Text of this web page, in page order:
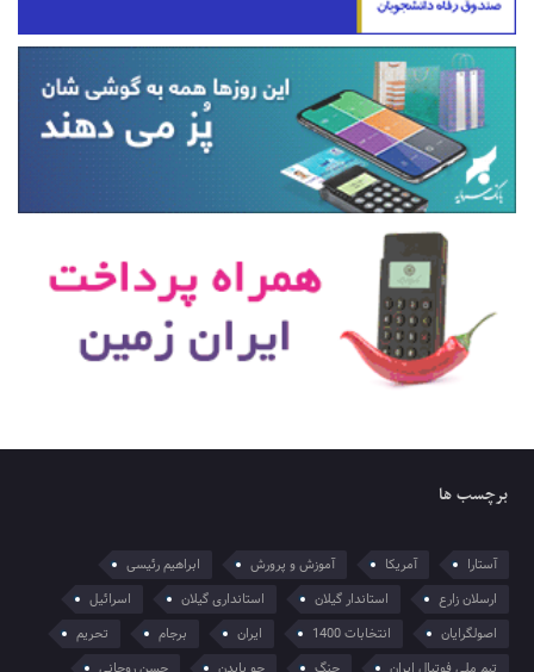
برچسب ها
آستارا آمریکا آموزش و پرورش
ابراهیم رئیسی
ارسلان زارع
استاندار گیلان استانداری گیلان
اسرائیل
اصولگرایان
انتخابات 1400 ایران برجام
تحریم